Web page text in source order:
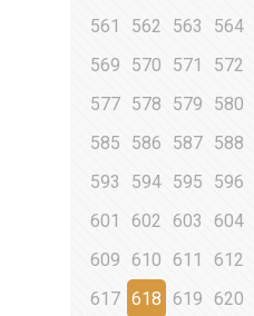
561
562 563 564
569
570 571 572
577 578 579 580
585
586 587 588
593
594 595 596
601
602 603 604
609
610 611 612
617 618 619 620